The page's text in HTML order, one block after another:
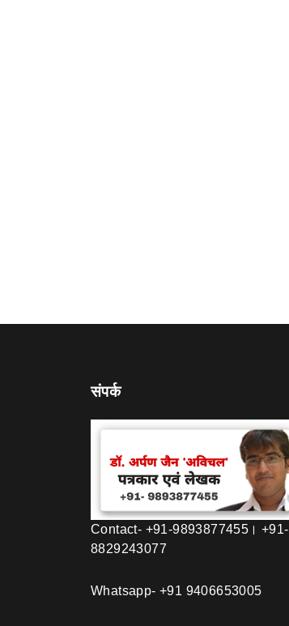
संपर्क
Contact- +91-9893877455। +91-
8829243077
Whatsapp- +91 9406653005